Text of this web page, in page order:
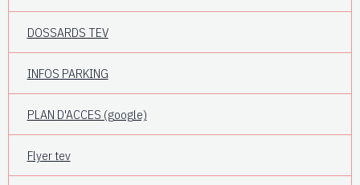
DOSSARDS TEV
INFOS PARKING
PLAN D'ACCES (google)
Flyer tev